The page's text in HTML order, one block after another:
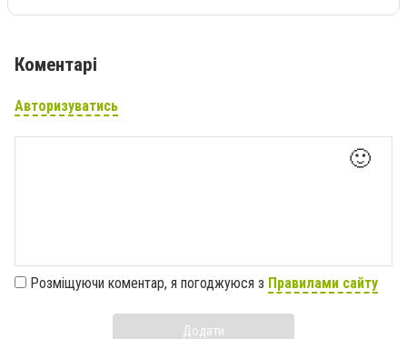
Коментарі
Авторизуватись
🙂
Розміщуючи коментар, я погоджуюся з Правилами сайту
Додати